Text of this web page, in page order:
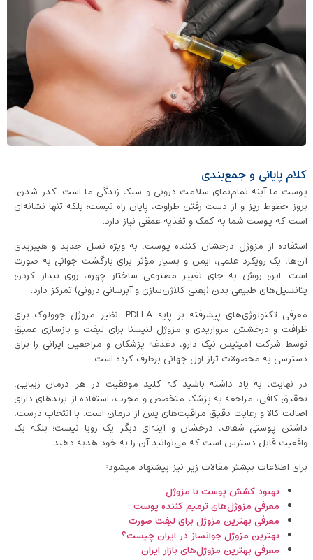
کلام پایانی و جمع‌بندی
پوست ما آینه تمام‌نمای سلامت درونی و سبک زندگی ما است. کدر شدن،
بروز خطوط ریز و از دست رفتن طراوت، پایان راه نیست؛ بلکه تنها نشانه‌ای
است که پوست شما به کمک و تغذیه عمقی نیاز دارد.
استفاده از مزوژل درخشان کننده پوست، به ویژه نسل جدید و هیبریدی
آن‌ها، یک رویکرد علمی، ایمن و بسیار مؤثر برای بازگشت جوانی به صورت
است. این روش به جای تغییر مصنوعی ساختار چهره، روی بیدار کردن
پتانسیل‌های طبیعی بدن (یعنی کلاژن‌سازی و آبرسانی درونی) تمرکز دارد.
معرفی تکنولوژی‌های پیشرفته بر پایه PDLLA، نظیر مزوژل جوولوک برای
ظرافت و درخشش مرواریدی و مزوژل لنیسنا برای لیفت و بازسازی عمیق
توسط شرکت آمیتیس نیک دارو، دغدغه پزشکان و مراجعین ایرانی را برای
دسترسی به محصولات تراز اول جهانی برطرف کرده است.
در نهایت، به یاد داشته باشید که کلید موفقیت در هر درمان زیبایی،
تحقیق کافی، مراجعه به پزشک متخصص و مجرب، استفاده از برندهای دارای
اصالت کالا و رعایت دقیق مراقبت‌های پس از درمان است. با انتخاب درست،
داشتن پوستی شفاف، درخشان و آینه‌ای دیگر یک رویا نیست؛ بلکه یک
واقعیت قابل دسترس است که می‌توانید آن را به خود هدیه دهید.
برای اطلاعات بیشتر مقالات زیر نیز پیشنهاد میشود:
بهبود کشش پوست با مزوژل
معرفی مزوژل‌های ترمیم کننده پوست
معرفی بهترین مزوژل برای لیفت صورت
بهترین مزوژل جوانساز در ایران چیست؟
معرفی بهترین مزوژل‌های بازار ایران